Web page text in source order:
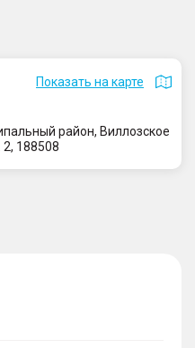
Показать на карте
район, Виллозское
2, 188508